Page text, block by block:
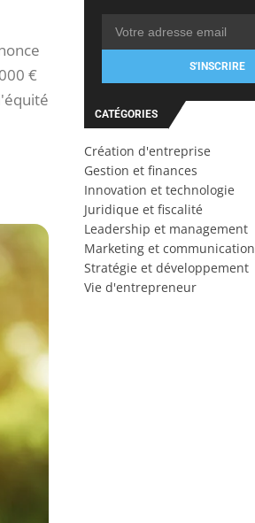
€
S'INSCRIRE
CATÉGORIES
Création d'entreprise
Gestion et finances
Innovation et technologie
Juridique et fiscalité
Leadership et management
Marketing et communication
Stratégie et développement
Vie d'entrepreneur